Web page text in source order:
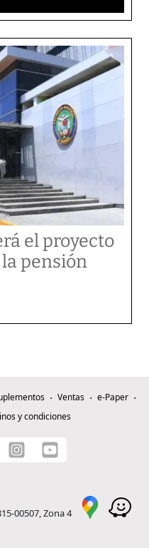
el proyecto
pensión
Ventas
e-Paper
y condiciones
00507, Zona 4